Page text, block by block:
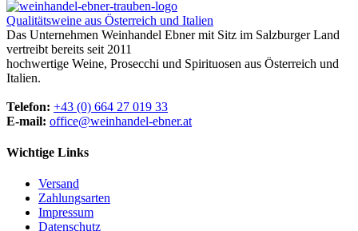
Qualitätsweine aus Österreich und Italien
Das Unternehmen Weinhandel Ebner mit Sitz im Salzburger Land
vertreibt bereits seit 2011
hochwertige Weine, Prosecchi und Spirituosen aus Österreich und
Italien.
Telefon: +43 (0) 664 27 019 33
E-mail: office@weinhandel-ebner.at
Wichtige Links
Versand
Zahlungsarten
Impressum
Datenschutz